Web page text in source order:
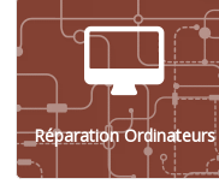
Réparation Ordinateurs